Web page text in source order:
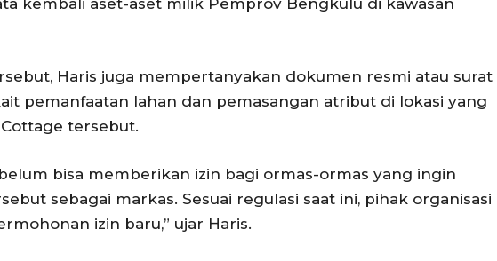
kembali aset-aset milik Pemprov Bengkulu di kawasan
Haris juga mempertanyakan dokumen resmi atau surat
pemanfaatan lahan dan pemasangan atribut di lokasi yang
tersebut.
bisa memberikan izin bagi ormas-ormas yang ingin
sebagai markas. Sesuai regulasi saat ini, pihak organisasi
izin baru,” ujar Haris.